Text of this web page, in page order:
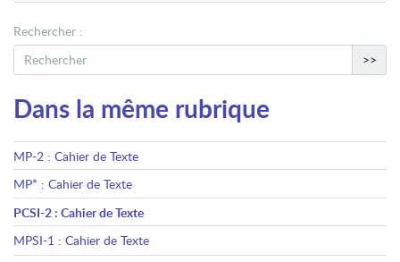
Rechercher :
>>
Dans la même rubrique
MP-2 : Cahier de Texte
MP* : Cahier de Texte
PCSI-2 : Cahier de Texte
MPSI-1 : Cahier de Texte